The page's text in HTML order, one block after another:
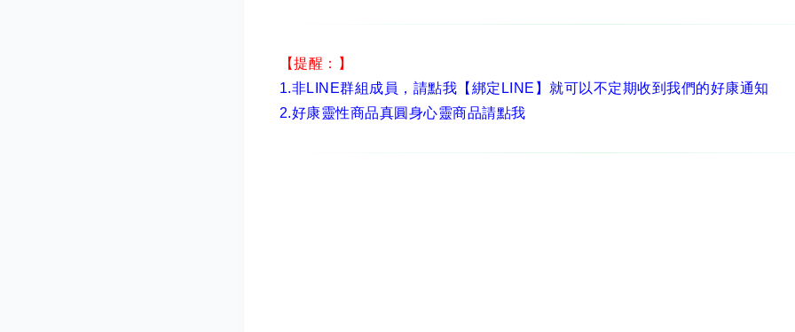
【提醒：】
1.非LINE群組成員， 請點我【綁定LINE】 就可以不定期收到我們的好康通知
2.好康靈性商品真圓身心靈商品請點我